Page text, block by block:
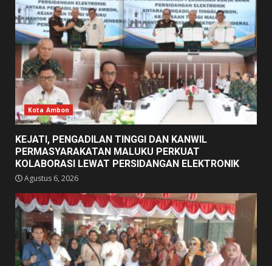
Kota Ambon
KEJATI, PENGADILAN TINGGI DAN KANWIL
PERMASYARAKATAN MALUKU PERKUAT
KOLABORASI LEWAT PERSIDANGAN ELEKTRONIK
Agustus 6, 2026